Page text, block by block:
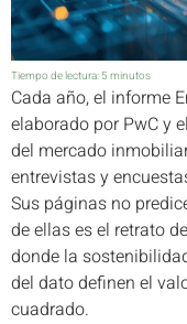
Tiempo de lectura: 5 minutos
Cada año, el informe
elaborado por PwC y
del mercado
entrevistas y
Sus páginas no
de ellas es el retrato
donde la
del dato definen el
cuadrado.